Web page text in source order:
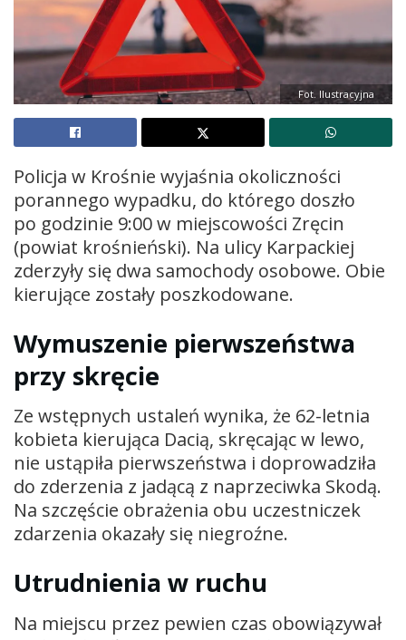
Fot. Ilustracyjna
Policja w Krośnie wyjaśnia okoliczności
porannego wypadku, do którego doszło
po godzinie 9:00 w miejscowości Zręcin
(powiat krośnieński). Na ulicy Karpackiej
zderzyły się dwa samochody osobowe. Obie
kierujące zostały poszkodowane.
Wymuszenie pierwszeństwa
przy skręcie
Ze wstępnych ustaleń wynika, że 62-letnia
kobieta kierująca Dacią, skręcając w lewo,
nie ustąpiła pierwszeństwa i doprowadziła
do zderzenia z jadącą z naprzeciwka Skodą.
Na szczęście obrażenia obu uczestniczek
zdarzenia okazały się niegroźne.
Utrudnienia w ruchu
Na miejscu przez pewien czas obowiązywał